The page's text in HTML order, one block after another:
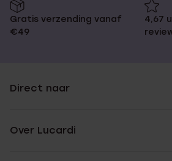
Gratis verzending vanaf
€49
4,67
Direct naar
Over Lucardi